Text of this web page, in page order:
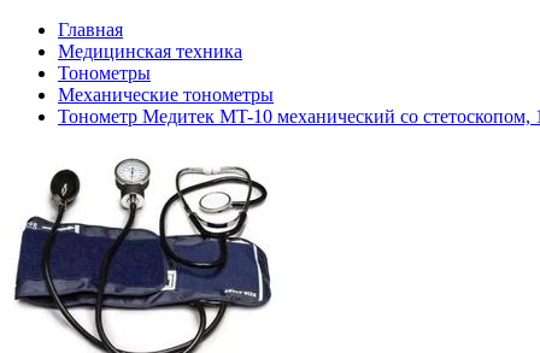
Главная
Медицинская техника
Тонометры
Механические тонометры
Тонометр Медитек MT-10 механический со стетоскопом,